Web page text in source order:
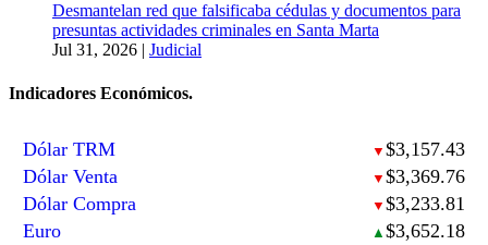
Desmantelan red que falsificaba cédulas y documentos para
presuntas actividades criminales en Santa Marta
Jul 31, 2026 | Judicial
Indicadores Económicos.
Dólar TRM ▼ $3,157.43
Dólar Venta
▼ $3,369.76
Dólar Compra
▼ $3,233.81
Euro
▲ $3,652.18